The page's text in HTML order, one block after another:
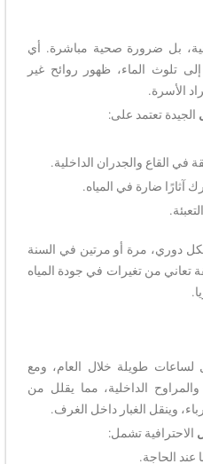
بل ضرورة صحية مباشرة. أي
تلوث الماء، ظهور روائح غير
الأسرة.
الجيدة تعتمد على:
في القاع والجدران الداخلية.
آثارًا ضارة في المياه.
دوري، مرة أو مرتين في السنة
تعاني من تغيرات في جودة المياه
طويلة خلال العام، ومع
الداخلية، مما يقلل من
وينقل الغبار داخل الغرف.
الاحترافية تشمل:
عند الحاجة.